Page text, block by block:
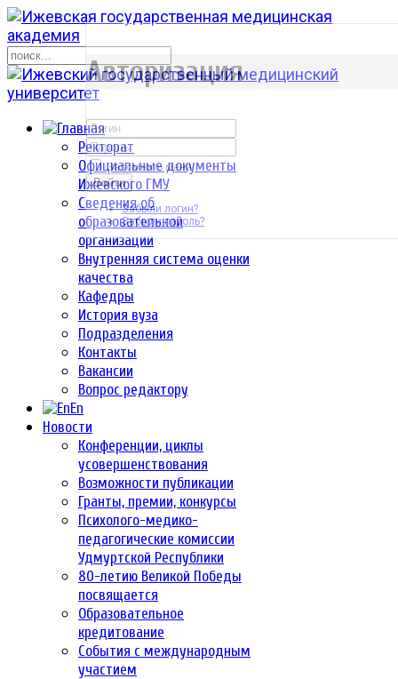
Ректорат
Официальные документы
Ижевского ГМУ
Сведения об
образовательной
организации
Внутренняя система оценки
качества
Кафедры
История вуза
Подразделения
Контакты
Вакансии
Вопрос редактору
En
Новости
Конференции, циклы
усовершенствования
Возможности публикации
Гранты, премии, конкурсы
Психолого-медико-
педагогические комиссии
Удмуртской Республики
80-летию Великой Победы
посвящается
Образовательное
кредитование
События с международным
участием
р
Авторизация
Запомнить меня
Войти
Забыли логин?
Забыли пароль?